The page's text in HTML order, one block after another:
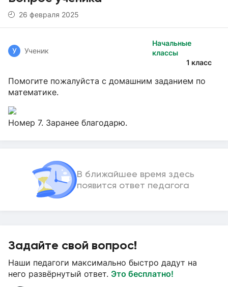
26 февраля 2025
Начальные
классы
1 класс
У Ученик
Помогите пожалуйста с домашним заданием по
математике.
Номер 7. Заранее благодарю.
В ближайшее время здесь
появится ответ педагога
Задайте свой вопрос!
Наши педагоги максимально быстро дадут на
него развёрнутый ответ. Это бесплатно!